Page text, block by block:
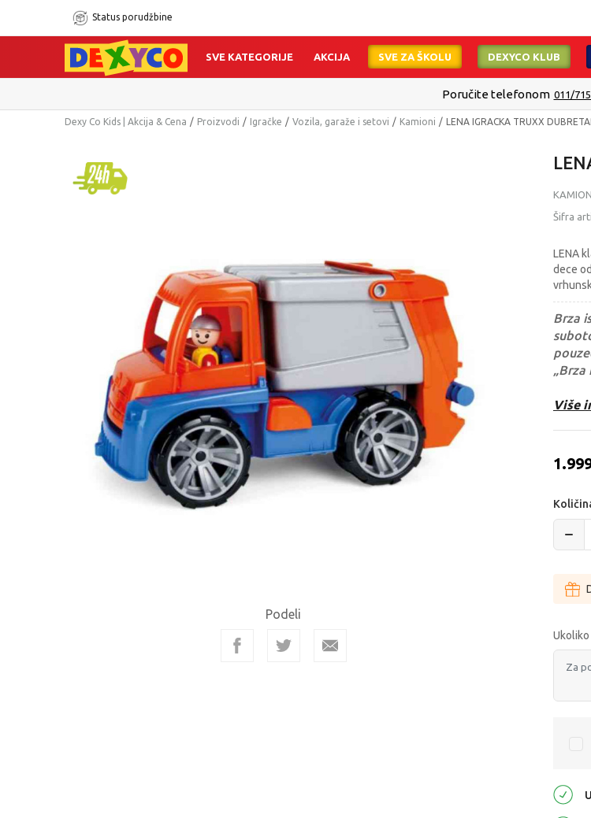
Status porudžbine
SVE KATEGORIJE AKCIJA SVE ZA ŠKOLU DEXYCO KLUB
Poručite telefonom 011/
Dexy Co Kids | Akcija & Cena Proizvodi Igračke Vozila, garaže i setovi Kamioni LENA IGRACKA TRUXX
Podeli
Šifra
LENA
dece
Brza
„Brza
Više